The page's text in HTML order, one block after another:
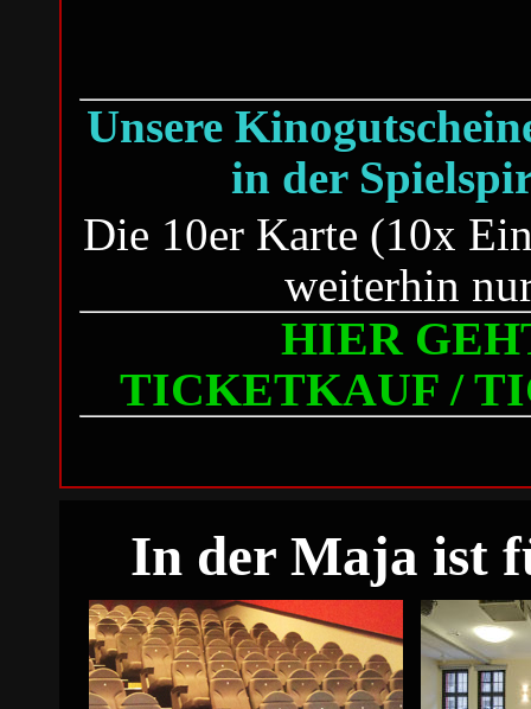
Unsere
in der
Die 10er Karte (10x
weiterhin
HIER
TICKETKAUF /
In der Maja ist